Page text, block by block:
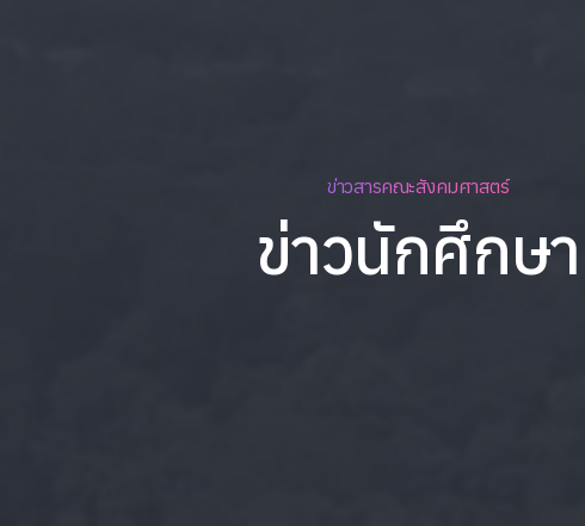
ข่าวสารคณะสังคมศาสตร์
ข่าวนักศึกษา